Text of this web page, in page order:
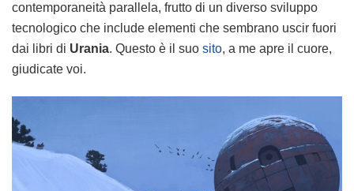
contemporaneità parallela, frutto di un diverso sviluppo
tecnologico che include elementi che sembrano uscir fuori
dai libri di Urania. Questo è il suo sito, a me apre il cuore,
giudicate voi.